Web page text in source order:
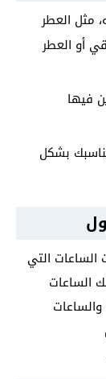
مثل العطر
أو العطر
فيها
بشكل
التي
الساعات
والساعات